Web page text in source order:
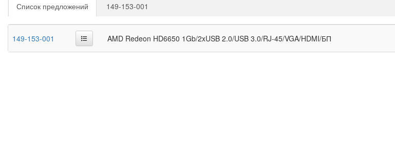
Список предложений 149-153-001
149-153-001 AMD Redeon HD6650 1Gb/2xUSB 2.0/USB 3.0/RJ-45/VGA/HDMI/БП